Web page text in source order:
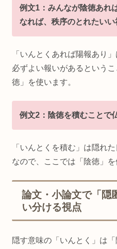
例文1：みんなが陰徳あれ
なれば、秩序のとれたいい
「いんとくあれば陽報あり
必ずよい報いがあるという
徳」を使います。
例文2：陰徳を積むことで
「いんとくを積む」は隠れ
なので、ここでは「陰徳」を
論文・小論文で「隠
い分ける視点
隠す意味の「いんとく」は